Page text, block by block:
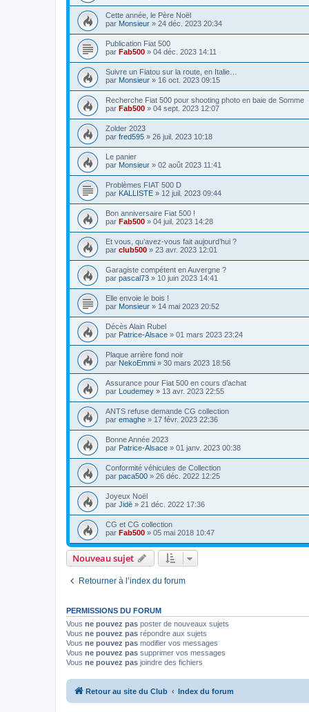
Cette année, le Père Noël
par Monsieur » 24 déc. 2023 20:34
Publication Fiat 500
par Fab500 » 04 déc. 2023 14:11
Suivre un Fiatou sur la route, en Italie…
par Monsieur » 16 oct. 2023 09:15
Recherche Fiat 500 pour shooting photo en baie de Somme
par Fab500 » 04 sept. 2023 12:07
Zolder 2023
par fred595 » 26 juil. 2023 10:18
Le panier
par Monsieur » 02 août 2023 11:41
Problèmes FIAT 500 D
par KALLISTE » 12 juil. 2023 09:44
Bon anniversaire Fiat 500 !
par Fab500 » 04 juil. 2023 14:28
Et vous, qu’avez-vous fait aujourd’hui ?
par club500 » 23 avr. 2023 12:01
Garagiste compétent en Auvergne ?
par pascal73 » 10 juin 2023 14:41
Elle envoie le bois !
par Monsieur » 14 mai 2023 20:52
Décès Alain Rubel
par Patrice-Alsace » 01 mars 2023 23:24
Plaque arrière fond noir
par NekoEmmi » 30 mars 2023 18:56
Assurance pour Fiat 500 en cours d’achat
par Loudemey » 13 avr. 2023 22:55
ANTS refuse demande CG collection
par emaghe » 17 févr. 2023 22:36
Bonne Année 2023
par Patrice-Alsace » 01 janv. 2023 00:38
Conformité véhicules de Collection
par paca500 » 26 déc. 2022 12:25
Joyeux Noël
par Jidē » 21 déc. 2022 17:36
CG et CG collection
par Fab500 » 05 mai 2018 10:47
Nouveau sujet
Retourner à l’index du forum
PERMISSIONS DU FORUM
Vous ne pouvez pas poster de nouveaux sujets
Vous ne pouvez pas répondre aux sujets
Vous ne pouvez pas modifier vos messages
Vous ne pouvez pas supprimer vos messages
Vous ne pouvez pas joindre des fichiers
Retour au site du Club Index du forum